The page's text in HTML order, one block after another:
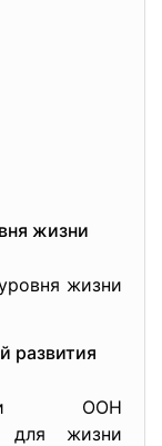
жизни
жизни
развития
ООН
для жизни